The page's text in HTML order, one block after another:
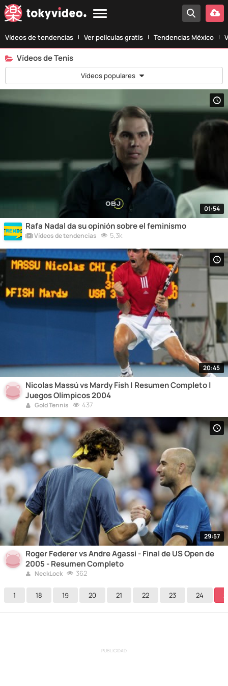
Vídeos de tendencias Ver películas gratis Tendencias México
Vídeos de Tenis
Vídeos populares
01:54
Rafa Nadal da su opinión sobre el feminismo
Vídeos de tendencias 5,3k
20:45
Nicolas Massú vs Mardy Fish | Resumen Completo |
Juegos Olímpicos 2004
Gold Tennis 437
29:57
Roger Federer vs Andre Agassi - Final de US Open de
2005 - Resumen Completo
NeckLock 362
1 18 19 20 21 22 23 24
PUBLICIDAD